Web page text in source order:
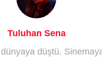
Tuluhan Sena
dünyaya düştü.